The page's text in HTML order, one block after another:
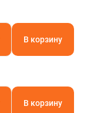
В корзину
В корзину